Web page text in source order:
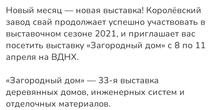
Доставка
Оплата
Отзывы
Программа лояльности
Вакансии
Новый месяц — новая выставка! Королёвский
завод свай продолжает успешно участвовать в
выставочном сезоне 2021, и приглашает вас
посетить выставку «Загородный дом» с 8 по 11
апреля на ВДНХ.
«Загородный дом» — 33-я выставка
деревянных домов, инженерных систем и
отделочных материалов.